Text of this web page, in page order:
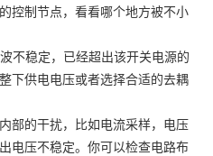
控制节点，看看哪个地方被不小
稳定，已经超出该开关电源的
下供电电压或者选择合适的去耦
的干扰，比如电流采样，电压
电压不稳定。你可以检查电路布